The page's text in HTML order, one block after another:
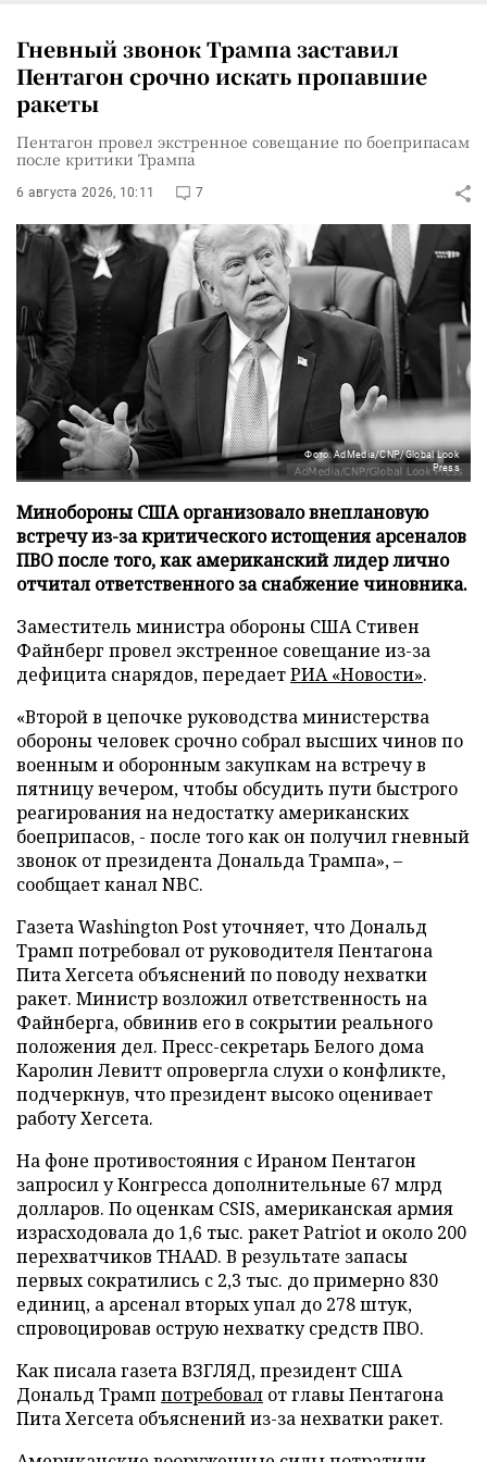
Гневный звонок Трампа заставил
Пентагон срочно искать пропавшие
ракеты
Пентагон провел экстренное совещание по боеприпасам
после критики Трампа
6 августа 2026, 10:11 7
Фото: AdMedia/CNP/Global Look
Press
Минобороны США организовало внеплановую
встречу из-за критического истощения арсеналов
ПВО после того, как американский лидер лично
отчитал ответственного за снабжение чиновника.
Заместитель министра обороны США Стивен
Файнберг провел экстренное совещание из-за
дефицита снарядов, передаетРИА «Новости».
«Второй в цепочке руководства министерства
обороны человек срочно собрал высших чинов по
военным и оборонным закупкам на встречу в
пятницу вечером, чтобы обсудить пути быстрого
реагирования на недостатку американских
боеприпасов, - после того как он получил гневный
звонок от президента Дональда Трампа», –
сообщает канал NBC.
Газета Washington Post уточняет, что Дональд
Трамп потребовал от руководителя Пентагона
Пита Хегсета объяснений по поводу нехватки
ракет. Министр возложил ответственность на
Файнберга, обвинив его в сокрытии реального
положения дел. Пресс-секретарь Белого дома
Каролин Левитт опровергла слухи о конфликте,
подчеркнув, что президент высоко оценивает
работу Хегсета.
На фоне противостояния с Ираном Пентагон
запросил у Конгресса дополнительные 67 млрд
долларов. По оценкам CSIS, американская армия
израсходовала до 1,6 тыс. ракет Patriot и около 200
перехватчиков THAAD. В результате запасы
первых сократились с 2,3 тыс. до примерно 830
единиц, а арсенал вторых упал до 278 штук,
спровоцировав острую нехватку средств ПВО.
Как писала газета ВЗГЛЯД, президент США
Дональд Трамп потребовал от главы Пентагона
Пита Хегсета объяснений из-за нехватки ракет.